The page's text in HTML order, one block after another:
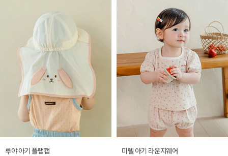
루야 아기 플랩캡 미렐 아기 라운지웨어